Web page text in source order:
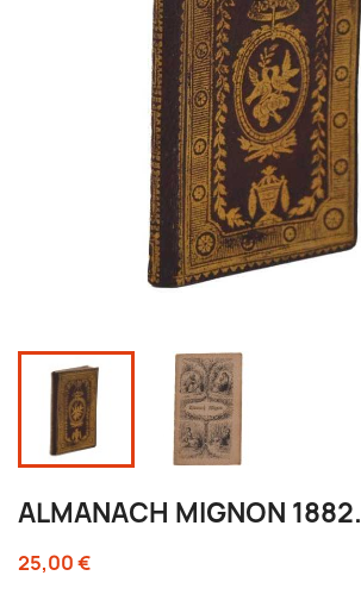
ALMANACH MIGNON 1882.
25,00 €